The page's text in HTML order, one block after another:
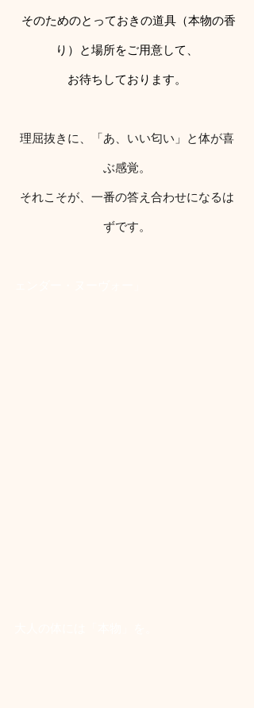
そのためのとっておきの道具（本物の香
り）と場所をご用意して、
お待ちしております。
理屈抜きに、「あ、いい匂い」と体が喜
ぶ感覚。
それこそが、一番の答え合わせになるは
ずです。